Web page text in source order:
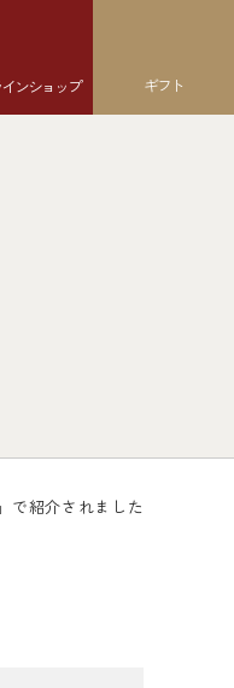
ンショップ ギフト
で紹介されました